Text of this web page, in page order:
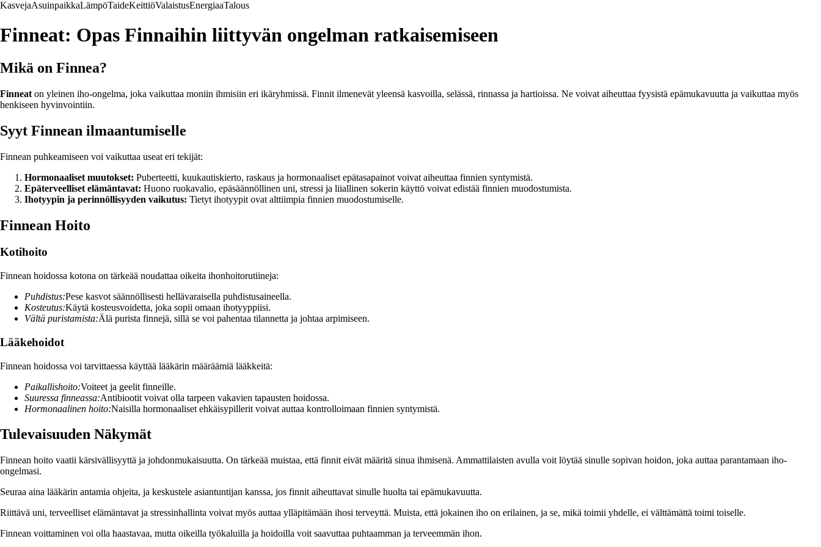
KasvejaAsuinpaikkaLämpöTaideKeittiöValaistusEnergiaaTalous
Finneat: Opas Finnaihin liittyvän ongelman ratkaisemiseen
Mikä on Finnea?
Finneat on yleinen iho-ongelma, joka vaikuttaa moniin ihmisiin eri ikäryhmissä. Finnit ilmenevät yleensä kasvoilla, selässä, rinnassa ja hartioissa. Ne voivat aiheuttaa fyysistä epämukavuutta ja vaikuttaa myös
henkiseen hyvinvointiin.
Syyt Finnean ilmaantumiselle
Finnean puhkeamiseen voi vaikuttaa useat eri tekijät:
Hormonaaliset muutokset: Puberteetti, kuukautiskierto, raskaus ja hormonaaliset epätasapainot voivat aiheuttaa finnien syntymistä.
Epäterveelliset elämäntavat: Huono ruokavalio, epäsäännöllinen uni, stressi ja liiallinen sokerin käyttö voivat edistää finnien muodostumista.
Ihotyypin ja perinnöllisyyden vaikutus: Tietyt ihotyypit ovat alttiimpia finnien muodostumiselle.
Finnean Hoito
Kotihoito
Finnean hoidossa kotona on tärkeää noudattaa oikeita ihonhoitorutiineja:
Puhdistus:Pese kasvot säännöllisesti hellävaraisella puhdistusaineella.
Kosteutus:Käytä kosteusvoidetta, joka sopii omaan ihotyyppiisi.
Vältä puristamista:Älä purista finnejä, sillä se voi pahentaa tilannetta ja johtaa arpimiseen.
Lääkehoidot
Finnean hoidossa voi tarvittaessa käyttää lääkärin määräämiä lääkkeitä:
Paikallishoito:Voiteet ja geelit finneille.
Suuressa finneassa:Antibiootit voivat olla tarpeen vakavien tapausten hoidossa.
Hormonaalinen hoito:Naisilla hormonaaliset ehkäisypillerit voivat auttaa kontrolloimaan finnien syntymistä.
Tulevaisuuden Näkymät
Finnean hoito vaatii kärsivällisyyttä ja johdonmukaisuutta. On tärkeää muistaa, että finnit eivät määritä sinua ihmisenä. Ammattilaisten avulla voit löytää sinulle sopivan hoidon, joka auttaa parantamaan iho-
ongelmasi.
Seuraa aina lääkärin antamia ohjeita, ja keskustele asiantuntijan kanssa, jos finnit aiheuttavat sinulle huolta tai epämukavuutta.
Riittävä uni, terveelliset elämäntavat ja stressinhallinta voivat myös auttaa ylläpitämään ihosi terveyttä. Muista, että jokainen iho on erilainen, ja se, mikä toimii yhdelle, ei välttämättä toimi toiselle.
Finnean voittaminen voi olla haastavaa, mutta oikeilla työkaluilla ja hoidoilla voit saavuttaa puhtaamman ja terveemmän ihon.